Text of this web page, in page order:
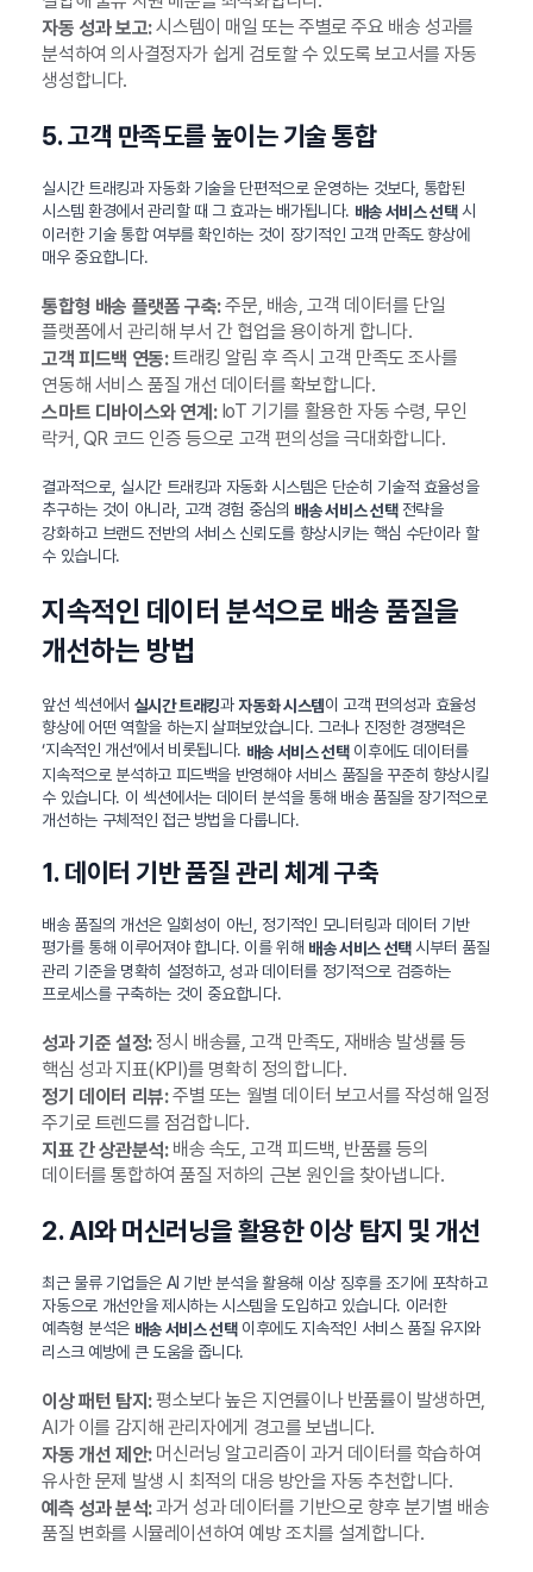
자동 성과 보고:시스템이 매일 또는 주별로 주요 배송 성과를
분석하여 의사결정자가 쉽게 검토할 수 있도록 보고서를 자동
생성합니다.
5. 고객 만족도를 높이는 기술 통합
실시간 트래킹과 자동화 기술을 단편적으로 운영하는 것보다, 통합된
시스템 환경에서 관리할 때 그 효과는 배가됩니다. 배송 서비스 선택시
이러한 기술 통합 여부를 확인하는 것이 장기적인 고객 만족도 향상에
매우 중요합니다.
통합형 배송 플랫폼 구축:주문, 배송, 고객 데이터를 단일
플랫폼에서 관리해 부서 간 협업을 용이하게 합니다.
고객 피드백 연동:트래킹 알림 후 즉시 고객 만족도 조사를
연동해 서비스 품질 개선 데이터를 확보합니다.
스마트 디바이스와 연계:IoT 기기를 활용한 자동 수령, 무인
락커, QR 코드 인증 등으로 고객 편의성을 극대화합니다.
결과적으로, 실시간 트래킹과 자동화 시스템은 단순히 기술적 효율성을
추구하는 것이 아니라, 고객 경험 중심의 배송 서비스 선택전략을
강화하고 브랜드 전반의 서비스 신뢰도를 향상시키는 핵심 수단이라 할
수 있습니다.
지속적인 데이터 분석으로 배송 품질을
개선하는 방법
앞선 섹션에서 실시간 트래킹과자동화 시스템이 고객 편의성과 효율성
향상에 어떤 역할을 하는지 살펴보았습니다. 그러나 진정한 경쟁력은
‘지속적인 개선’에서 비롯됩니다. 배송 서비스 선택이후에도 데이터를
지속적으로 분석하고 피드백을 반영해야 서비스 품질을 꾸준히 향상시킬
수 있습니다. 이 섹션에서는 데이터 분석을 통해 배송 품질을 장기적으로
개선하는 구체적인 접근 방법을 다룹니다.
1. 데이터 기반 품질 관리 체계 구축
배송 품질의 개선은 일회성이 아닌, 정기적인 모니터링과 데이터 기반
평가를 통해 이루어져야 합니다. 이를 위해 배송 서비스 선택시부터 품질
관리 기준을 명확히 설정하고, 성과 데이터를 정기적으로 검증하는
프로세스를 구축하는 것이 중요합니다.
성과 기준 설정:정시 배송률, 고객 만족도, 재배송 발생률 등
핵심 성과 지표(KPI)를 명확히 정의합니다.
정기 데이터 리뷰:주별 또는 월별 데이터 보고서를 작성해 일정
주기로 트렌드를 점검합니다.
지표 간 상관분석:배송 속도, 고객 피드백, 반품률 등의
데이터를 통합하여 품질 저하의 근본 원인을 찾아냅니다.
2. AI와 머신러닝을 활용한 이상 탐지 및 개선
최근 물류 기업들은 AI 기반 분석을 활용해 이상 징후를 조기에 포착하고
자동으로 개선안을 제시하는 시스템을 도입하고 있습니다. 이러한
예측형 분석은 배송 서비스 선택이후에도 지속적인 서비스 품질 유지와
리스크 예방에 큰 도움을 줍니다.
이상 패턴 탐지:평소보다 높은 지연률이나 반품률이 발생하면,
AI가 이를 감지해 관리자에게 경고를 보냅니다.
자동 개선 제안:머신러닝 알고리즘이 과거 데이터를 학습하여
유사한 문제 발생 시 최적의 대응 방안을 자동 추천합니다.
예측 성과 분석:과거 성과 데이터를 기반으로 향후 분기별 배송
품질 변화를 시뮬레이션하여 예방 조치를 설계합니다.